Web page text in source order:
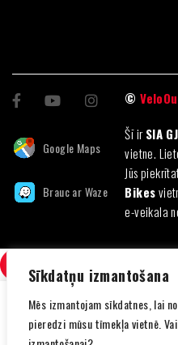
Sīkdatņu izmantošana
Mēs izmantojam sīkdatnes, lai
pieredzi mūsu tīmekļa vietnē.
Google Maps
Brauc ar Waze
©
Šī irSIA
vietne.
Jūs
Bikes
e-veikala